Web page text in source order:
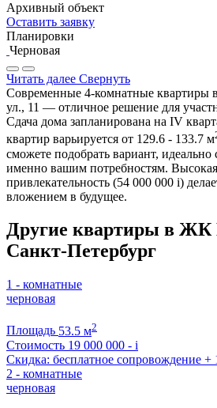
Архивный объект
Оставить заявку
Планировки
Черновая
Читать далее Свернуть
Современные 4-комнатные квартиры
ул., 11 — отличное решение для
Сдача дома запланирована на IV
квартир варьируется от 129.6 - 133.7 м
сможете подобрать вариант,
именно вашим потребностям.
привлекательность (54 000 000 i)
вложением в будущее.
Другие квартиры в ЖК
Санкт-Петербург
1 - комнатные
черновая
Площадь 53.5 м2
Стоимость 19 000 000 - i
Скидка: бесплатное сопровождение +
2 - комнатные
черновая